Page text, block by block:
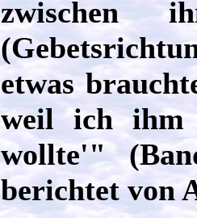
zwischen
etwas
weil ich ihm
wollte'"
berichtet von